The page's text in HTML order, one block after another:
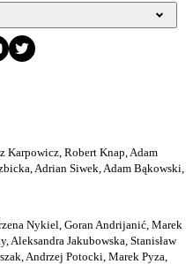
Karpowicz, Robert Knap, Adam
Adrian Siwek, Adam Bąkowski,
Nykiel, Goran Andrijanić, Marek
Aleksandra Jakubowska, Stanisław
Andrzej Potocki, Marek Pyza,